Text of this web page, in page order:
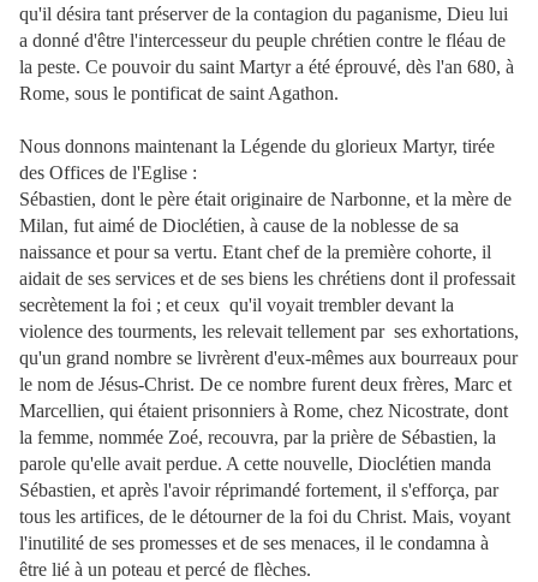
qu'il désira tant préserver de la contagion du paganisme, Dieu lui
a donné d'être l'intercesseur du peuple chrétien contre le fléau de
la peste. Ce pouvoir du saint Martyr a été éprouvé, dès l'an 680, à
Rome, sous le pontificat de saint Agathon.
Nous donnons maintenant la Légende du glorieux Martyr, tirée
des Offices de l'Eglise :
Sébastien, dont le père était originaire de Narbonne, et la mère de
Milan, fut aimé de Dioclétien, à cause de la noblesse de sa
naissance et pour sa vertu. Etant chef de la première cohorte, il
aidait de ses services et de ses biens les chrétiens dont il professait
secrètement la foi ; et ceux qu'il voyait trembler devant la
violence des tourments, les relevait tellement par ses exhortations,
qu'un grand nombre se livrèrent d'eux-mêmes aux bourreaux pour
le nom de Jésus-Christ. De ce nombre furent deux frères, Marc et
Marcellien, qui étaient prisonniers à Rome, chez Nicostrate, dont
la femme, nommée Zoé, recouvra, par la prière de Sébastien, la
parole qu'elle avait perdue. A cette nouvelle, Dioclétien manda
Sébastien, et après l'avoir réprimandé fortement, il s'efforça, par
tous les artifices, de le détourner de la foi du Christ. Mais, voyant
l'inutilité de ses promesses et de ses menaces, il le condamna à
être lié à un poteau et percé de flèches.